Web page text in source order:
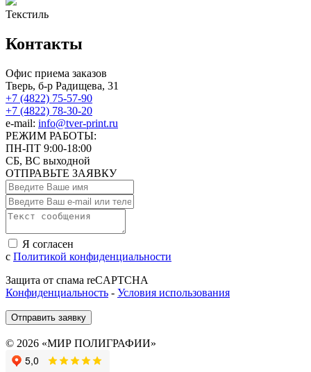
Текстиль
Контакты
Офис приема заказов
Тверь, б-р Радищева, 31
+7 (4822) 75-57-90
+7 (4822) 78-30-20
e-mail: info@tver-print.ru
РЕЖИМ РАБОТЫ:
ПН-ПТ 9:00-18:00
СБ, ВС выходной
ОТПРАВЬТЕ ЗАЯВКУ
Я согласен
с Политикой конфиденциальности
Защита от спама reCAPTCHA
Конфиденциальность - Условия использования
Отправить заявку
© 2026 «МИР ПОЛИГРАФИИ»